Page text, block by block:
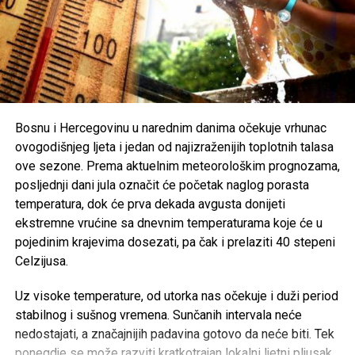
i zabavu uvijek biti, dok izgubljeni životi ne mogu biti
vraćeni.
Brojni građani podržali su ovu odluku, ističući da u
trenucima kolektivne tuge solidarnost i suosjećanje moraju
biti ispred svih drugih interesa.
Rasprava koja se razvila na društvenim mrežama još
jednom je pokazala koliko je važno njegovati kulturu
empatije, poštovanja i odgovornosti, posebno u trenucima
kada cijela zajednica dijeli bol zbog nenadoknadivog
gubitka.
Tweet Share
Bosnu i Hercegovinu u narednim danima očekuje vrhunac
ovogodišnjeg ljeta i jedan od najizraženijih toplotnih talasa
ove sezone. Prema aktuelnim meteorološkim prognozama,
posljednji dani jula označit će početak naglog porasta
temperatura, dok će prva dekada avgusta donijeti
ekstremne vrućine sa dnevnim temperaturama koje će u
pojedinim krajevima dosezati, pa čak i prelaziti 40 stepeni
Celzijusa.
Uz visoke temperature, od utorka nas očekuje i duži period
stabilnog i sušnog vremena. Sunčanih intervala neće
nedostajati, a značajnijih padavina gotovo da neće biti. Tek